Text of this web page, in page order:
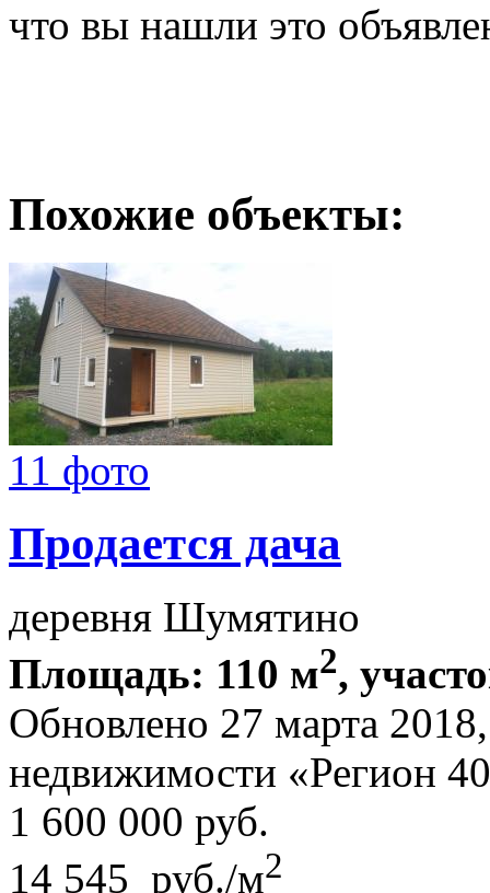
что вы нашли это
Похожие объекты:
11 фото
Продается дача
деревня Шумятино
Площадь: 110 м2,
Обновлено 27 марта
недвижимости «Регион
1 600 000 руб.
14 545 руб./м2